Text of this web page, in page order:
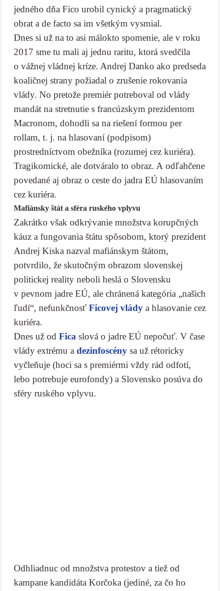
jedného dňa Fico urobil cynický a pragmatický
obrat a de facto sa im všetkým vysmial.
Dnes si už na to asi málokto spomenie, ale v roku
2017 sme tu mali aj jednu raritu, ktorá svedčila
o vážnej vládnej kríze. Andrej Danko ako predseda
koaličnej strany požiadal o zrušenie rokovania
vlády. No pretože premiér potreboval od vlády
mandát na stretnutie s francúzskym prezidentom
Macronom, dohodli sa na riešení formou per
rollam, t. j. na hlasovaní (podpisom)
prostredníctvom obežníka (rozumej cez kuriéra).
Tragikomické, ale dotváralo to obraz. A odľahčene
povedané aj obraz o ceste do jadra EÚ hlasovaním
cez kuriéra.
Mafiánsky štát a sféra ruského vplyvu
Zakrátko však odkrývanie množstva korupčných
káuz a fungovania štátu spôsobom, ktorý prezident
Andrej Kiska nazval mafiánskym štátom,
potvrdilo, že skutočným obrazom slovenskej
politickej reality neboli heslá o Slovensku
v pevnom jadre EÚ, ale chránená kategória „našich
ľudí“, nefunkčnosť Ficovej vlády a hlasovanie cez
kuriéra.
Dnes už od Fica slová o jadre EÚ nepočuť. V čase
vlády extrému a dezinfoscény sa už rétoricky
vyčleňuje (hoci sa s premiérmi vždy rád odfotí,
lebo potrebuje eurofondy) a Slovensko posúva do
sféry ruského vplyvu.
Odhliadnuc od množstva protestov a tiež od
kampane kandidáta Korčoka (jediné, za čo ho